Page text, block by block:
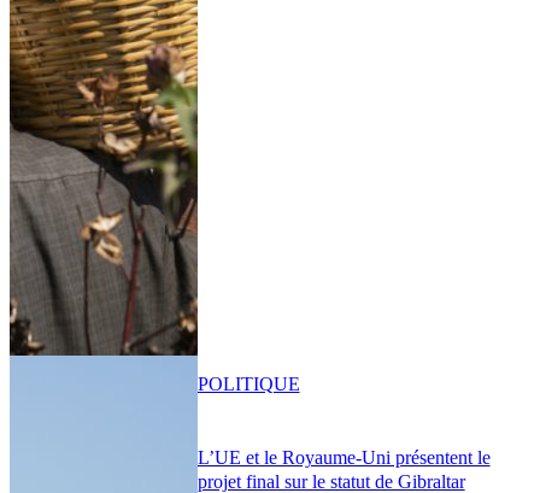
L’UE et le Royaume-Uni présentent le
projet final sur le statut de Gibraltar
POLITIQUE